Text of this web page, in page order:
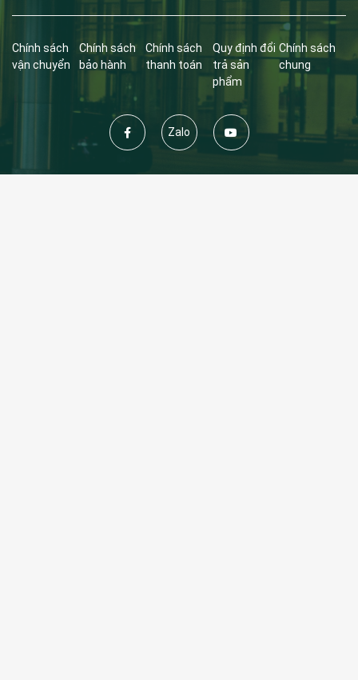
Chính sách
vận chuyển
Chính sách
bảo hành
Chính sách
thanh toán
Quy định đổi
trả sản
phẩm
Chính sách
chung
Zalo